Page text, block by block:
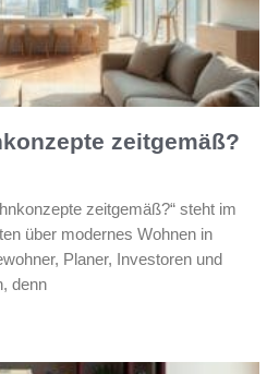
zeitgemäß?
zeitgemäß?“ steht im
über modernes Wohnen in
Planer, Investoren und
denn